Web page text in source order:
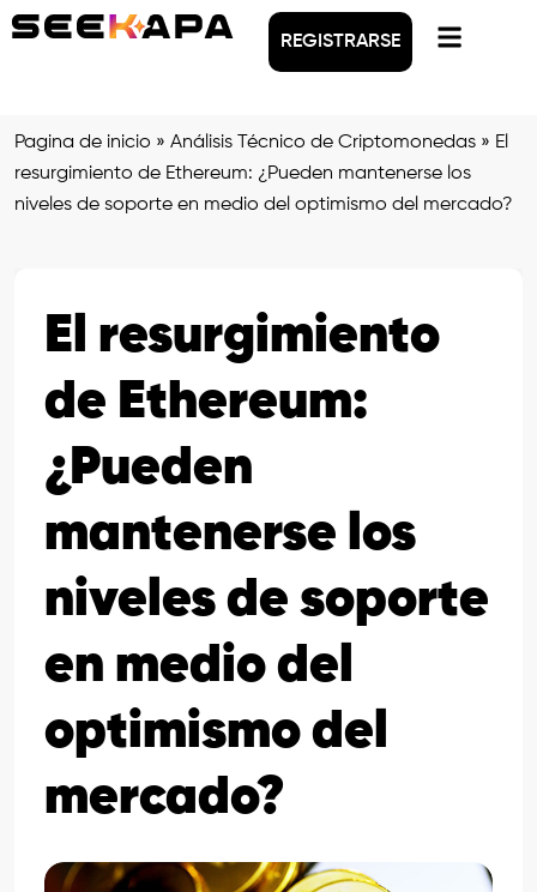
REGISTRARSE
Pagina de inicio » Análisis Técnico de Criptomonedas » El
resurgimiento de Ethereum: ¿Pueden mantenerse los
niveles de soporte en medio del optimismo del mercado?
El resurgimiento
de Ethereum:
¿Pueden
mantenerse los
niveles de soporte
en medio del
optimismo del
mercado?